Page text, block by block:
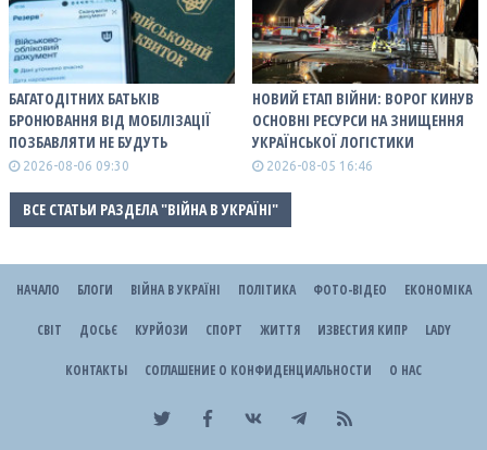
БАГАТОДІТНИХ БАТЬКІВ
БРОНЮВАННЯ ВІД МОБІЛІЗАЦІЇ
ПОЗБАВЛЯТИ НЕ БУДУТЬ
2026-08-06 09:30
НОВИЙ ЕТАП ВІЙНИ: ВОРОГ КИНУВ
ОСНОВНІ РЕСУРСИ НА ЗНИЩЕННЯ
УКРАЇНСЬКОЇ ЛОГІСТИКИ
2026-08-05 16:46
ВСЕ СТАТЬИ РАЗДЕЛА "ВІЙНА В УКРАЇНІ"
НАЧАЛО БЛОГИ ВІЙНА В УКРАЇНІ ПОЛІТИКА ФОТО-ВІДЕО ЕКОНОМІКА
СВІТ ДОСЬЄ КУРЙОЗИ СПОРТ ЖИТТЯ ИЗВЕСТИЯ КИПР LADY
КОНТАКТЫ СОГЛАШЕНИЕ О КОНФИДЕНЦИАЛЬНОСТИ О НАС